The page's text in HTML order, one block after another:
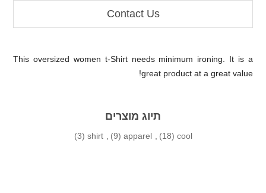
Contact Us
This oversized women t-Shirt needs minimum ironing. It is a
great product at a great value!
תיוג מוצרים
cool
(18)
,
apparel
(9)
,
shirt
(3)